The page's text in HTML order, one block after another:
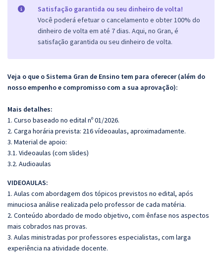
Satisfação garantida ou seu dinheiro de volta!
Você poderá efetuar o cancelamento e obter 100% do
dinheiro de volta em até 7 dias. Aqui, no Gran, é
satisfação garantida ou seu dinheiro de volta.
Veja o que o Sistema Gran de Ensino tem para oferecer (além do
nosso empenho e compromisso com a sua aprovação):
Mais detalhes:
1. Curso baseado no edital nº 01/2026.
2. Carga horária prevista: 216 vídeoaulas, aproximadamente.
3. Material de apoio:
3.1. Videoaulas (com slides)
3.2. Audioaulas
VIDEOAULAS:
1. Aulas com abordagem dos tópicos previstos no edital, após
minuciosa análise realizada pelo professor de cada matéria.
2. Conteúdo abordado de modo objetivo, com ênfase nos aspectos
mais cobrados nas provas.
3. Aulas ministradas por professores especialistas, com larga
experiência na atividade docente.